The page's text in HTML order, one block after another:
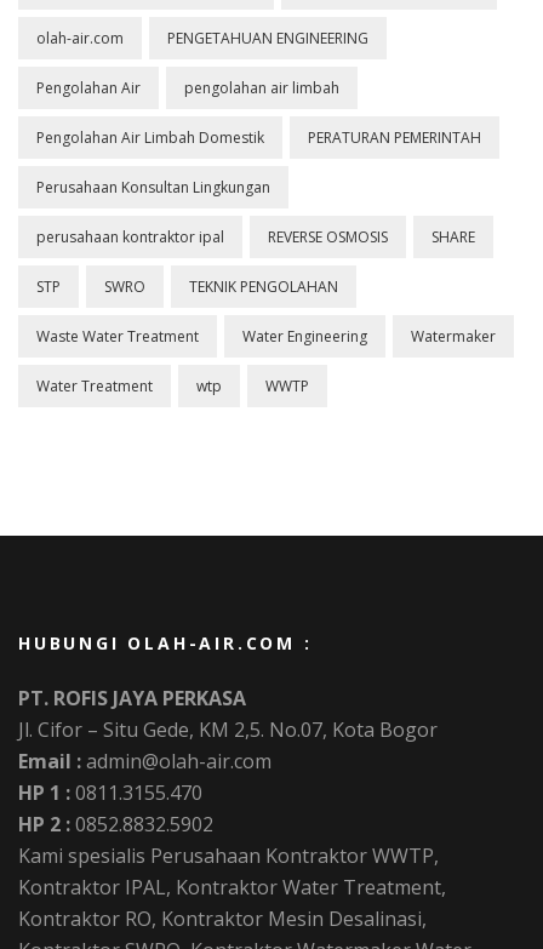
olah-air.com PENGETAHUAN ENGINEERING
Pengolahan Air pengolahan air limbah
Pengolahan Air Limbah Domestik PERATURAN PEMERINTAH
Perusahaan Konsultan Lingkungan
perusahaan kontraktor ipal REVERSE OSMOSIS SHARE
STP SWRO TEKNIK PENGOLAHAN
Waste Water Treatment Water Engineering Watermaker
Water Treatment wtp WWTP
HUBUNGI OLAH-AIR.COM :
PT. ROFIS JAYA PERKASA
Jl. Cifor – Situ Gede, KM 2,5. No.07, Kota Bogor
Email :admin@olah-air.com
HP 1 :0811.3155.470
HP 2 :0852.8832.5902
Kami spesialis Perusahaan Kontraktor WWTP,
Kontraktor IPAL, Kontraktor Water Treatment,
Kontraktor RO, Kontraktor Mesin Desalinasi,